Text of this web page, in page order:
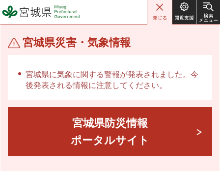
宮城県 Miyagi Prefectural
Government
宮城県災害・気象情報
宮城県に気象に関する警報が発表されました。今
後発表される情報に注意してください。
宮城県防災情報
ポータルサイト